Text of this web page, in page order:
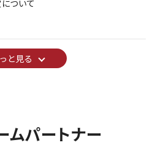
ついて
と見る
ムパートナー